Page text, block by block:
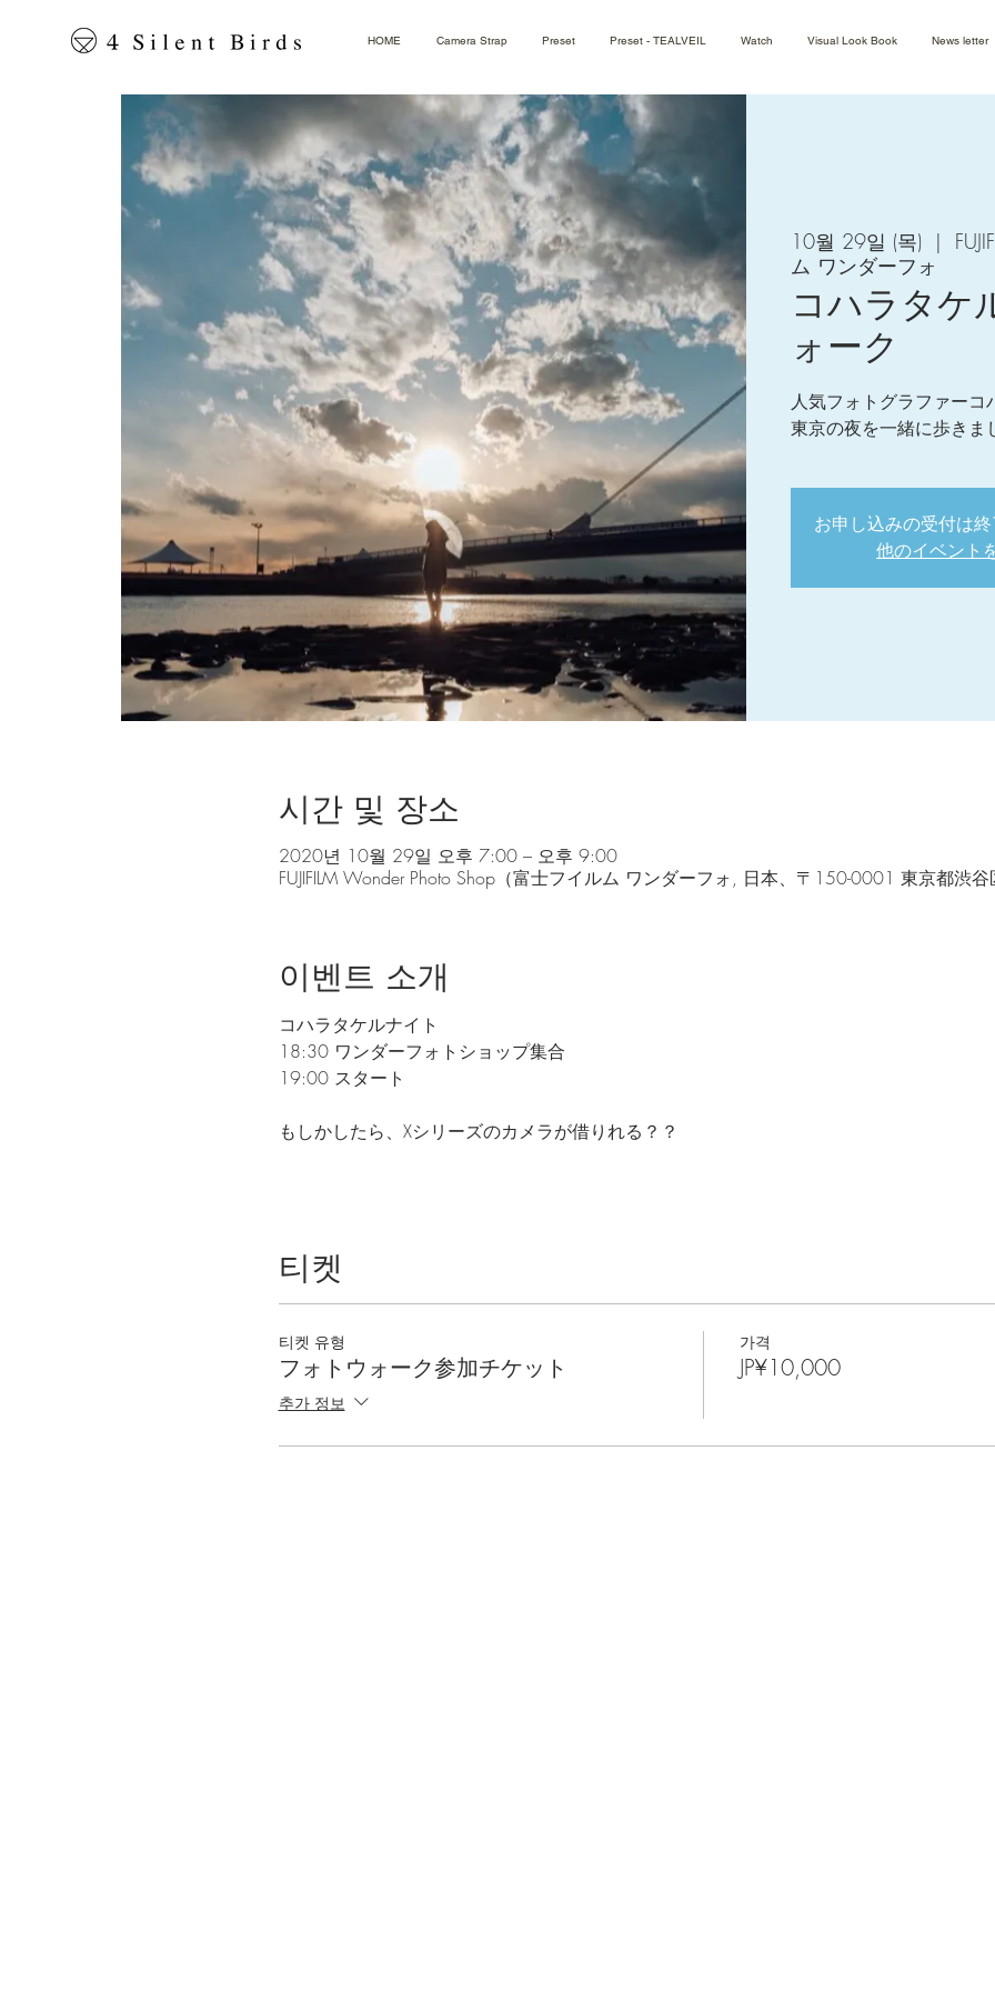
HOME Camera Strap Preset Preset - TEALVEIL Watch Visual Look Book News letter
10월 29일 (목)
  |
ム ワンダーフォ
コハラタ
ォーク
人気フォトグラファーコ
東京の夜を一緒に歩きま
お申し込みの受付は終
他のイベント
시간 및 장소
2020년 10월 29일 오후 7:00 – 오후 9:00
FUJIFILM Wonder Photo Shop（富士フイルム ワンダーフォ, 日本、〒150-0001 東京都渋
이벤트 소개
コハラタケルナイト
18:30 ワンダーフォトショップ集合
19:00 スタート
もしかしたら、Xシリーズのカメラが借りれる？？
티켓
티켓 유형
フォトウォーク参加チケット
추가 정보
가격
JP¥10,000